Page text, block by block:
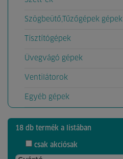
Szögbeütő,Tűzőgépek gépek
Tísztítógépek
Üvegvágó gépek
Ventilátorok
Egyéb gépek
18 db termék a listában
csak akciósak